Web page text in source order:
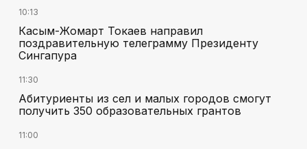
10:13
Касым-Жомарт Токаев направил
поздравительную телеграмму Президенту
Сингапура
11:30
Абитуриенты из сел и малых городов смогут
получить 350 образовательных грантов
11:00